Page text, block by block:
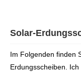
Solar-
Im Folgenden finden
Erdungsscheiben.